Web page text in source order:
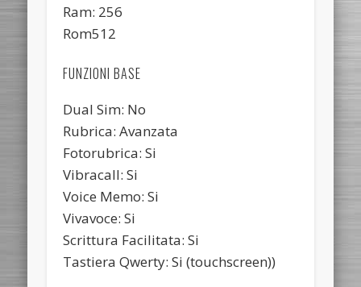
Ram: 256
Rom512
FUNZIONI BASE
Dual Sim: No
Rubrica: Avanzata
Fotorubrica: Si
Vibracall: Si
Voice Memo: Si
Vivavoce: Si
Scrittura Facilitata: Si
Tastiera Qwerty: Si (touchscreen))